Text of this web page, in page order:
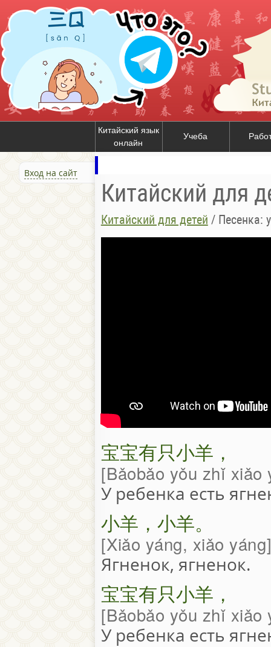
Китайский язык
онлайн
Учеба
Вход на сайт
Китайский для
Китайский для детей / Песенка:
宝宝有只小羊，
Bǎobǎo yǒu zhǐ xiǎo
У ребенка есть
小羊，小羊。
Xiǎo yáng, xiǎo yáng
Ягненок, ягненок.
宝宝有只小羊，
Bǎobǎo yǒu zhǐ xiǎo
У ребенка есть